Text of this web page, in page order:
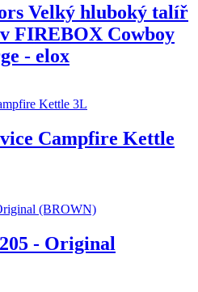
Velký hluboký talíř
FIREBOX Cowboy
- elox
Campfire Kettle
- Original